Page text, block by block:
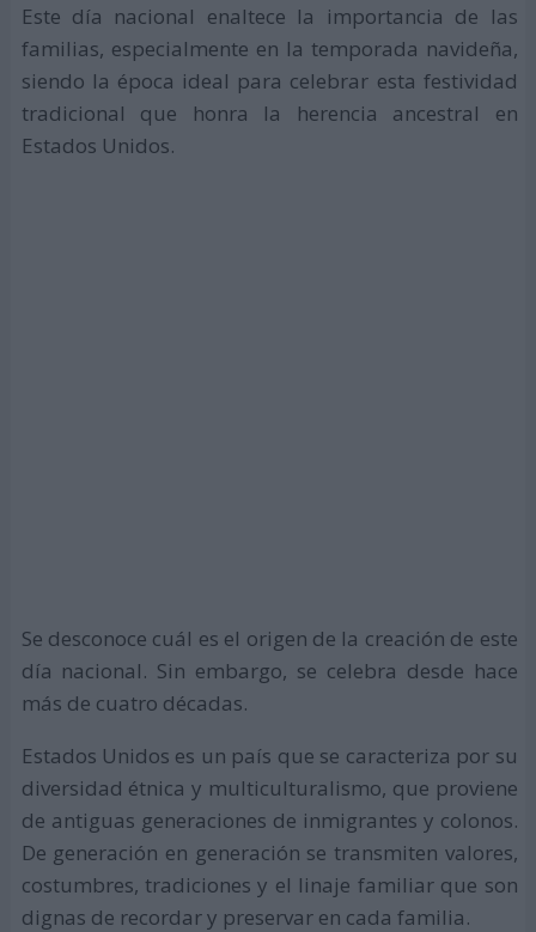
Este día nacional enaltece la importancia de las
familias, especialmente en la temporada navideña,
siendo la época ideal para celebrar esta festividad
tradicional que honra la herencia ancestral en
Estados Unidos.
Se desconoce cuál es el origen de la creación de este
día nacional. Sin embargo, se celebra desde hace
más de cuatro décadas.
Estados Unidos es un país que se caracteriza por su
diversidad étnica y multiculturalismo, que proviene
de antiguas generaciones de inmigrantes y colonos.
De generación en generación se transmiten valores,
costumbres, tradiciones y el linaje familiar que son
dignas de recordar y preservar en cada familia.